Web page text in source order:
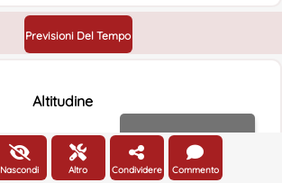
Previsioni Del Tempo
Altitudine
Altitudine
Nascondi Altro Condividere Commento